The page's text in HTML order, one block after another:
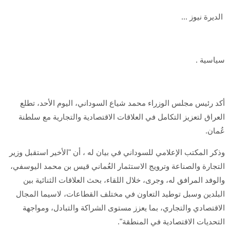
الديرة نيوز ...
سياسية .
أكد رئيس مجلس الوزراء محمد شياع السوداني، اليوم الأحد، تطلع
العراق لتعزيز التكامل في العلاقات الاقتصادية والتجارية مع سلطنة
عُمان.
وذكر المكتب الإعلامي للسوداني في بيان له ، أن "الأخير استقبل وزير
التجارة والصناعة وترويج الاستثمار العُماني قيس بن محمد اليوسفي،
والوفد المرافق له، وجرى، خلال اللقاء، بحث العلاقات الثنائية بين
البلدين وسبل توطيد التعاون في مختلف القطاعات، لاسيما المجال
الاقتصادي والتجاري، بما يعزز مستوى الشراكة والتبادل، ومواجهة
التحديات الاقتصادية في المنطقة".